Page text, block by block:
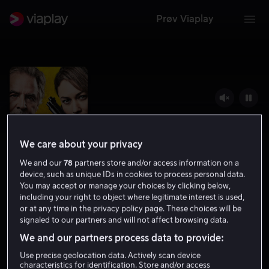
Prøv Viaplay
High Heat
4.9 Komedie Action 2022 1 t 20 min
We care about your privacy
We and our78 partners store and/or access information on a
device, such as unique IDs in cookies to process personal data.
You may accept or manage your choices by clicking below,
including your right to object where legitimate interest is used,
or at any time in the privacy policy page. These choices will be
signaled to our partners and will not affect browsing data.
We and our partners process data to provide:
Use precise geolocation data. Actively scan device
characteristics for identification. Store and/or access